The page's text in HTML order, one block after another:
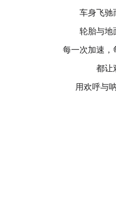
车身飞驰
轮胎与地
每一次加速，
都让
用欢呼与